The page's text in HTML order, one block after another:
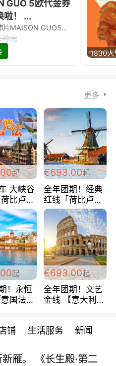
GUO 5欧代金券
啦！ ...
郭氏夫妻肺片MAISON GUO5欧代金券限量兑换啦！
欧元
1830人
更多
起
大峡谷
比卢德
下 经
日游
€693.00起
全年团期！经典
红线「荷比卢德
法」七天循环 五
国 仅售99欧/人/
天！巴黎上下！
包拼房~
起
！永恒
国法
~包拼房
€693.00起
全年团期！文艺
金线 【意大利一
每周铁发！
铺 生活服务 新闻
雁。 《长生殿·第二